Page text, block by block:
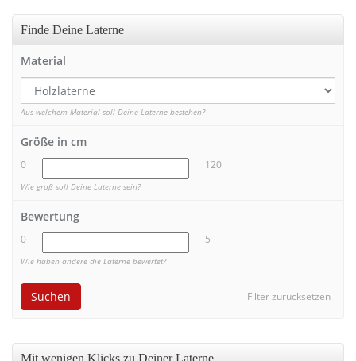
Finde Deine Laterne
Material
Aus welchem Material soll Deine Laterne bestehen?
Größe in cm
0 120
Wie groß soll Deine Laterne sein?
Bewertung
0 5
Wie haben andere die Laterne bewertet?
Filter zurücksetzen
Suchen
Mit wenigen Klicks zu Deiner Laterne